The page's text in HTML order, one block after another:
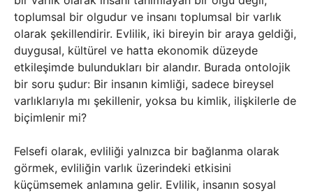
toplumsal bir olgudur ve insanı toplumsal bir varlık
olarak şekillendirir. Evlilik, iki bireyin bir araya geldiği,
duygusal, kültürel ve hatta ekonomik düzeyde
etkileşimde bulundukları bir alandır. Burada ontolojik
bir soru şudur: Bir insanın kimliği, sadece bireysel
varlıklarıyla mı şekillenir, yoksa bu kimlik, ilişkilerle de
biçimlenir mi?
Felsefi olarak, evliliği yalnızca bir bağlanma olarak
görmek, evliliğin varlık üzerindeki etkisini
küçümsemek anlamına gelir. Evlilik, insanın sosyal